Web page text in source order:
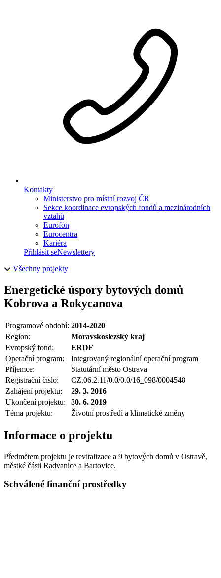
Kontakty
Ministerstvo pro místní rozvoj ČR
Sekce koordinace evropských fondů a mezinárodních
vztahů
Eurofon
Eurocentra
Kariéra
Přihlásit seNewslettery
Všechny projekty
Energetické úspory bytových domů
Kobrova a Rokycanova
Programové období: 2014-2020
Region:
Moravskoslezský kraj
Evropský fond:
ERDF
Operační program:
Integrovaný regionální operační program
Příjemce:
Statutární město Ostrava
Registrační číslo:
CZ.06.2.11/0.0/0.0/16_098/0004548
Zahájení projektu:
29. 3. 2016
Ukončení projektu:
30. 6. 2019
Téma projektu:
Životní prostředí a klimatické změny
Informace o projektu
Předmětem projektu je revitalizace a 9 bytových domů v Ostravě,
městké části Radvanice a Bartovice.
Schválené finanční prostředky